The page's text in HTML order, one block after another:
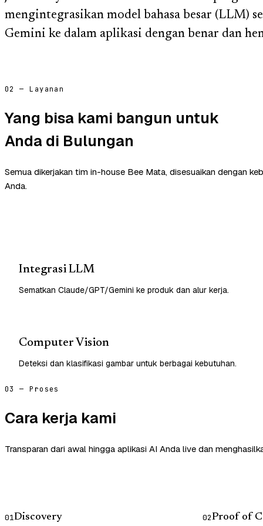
mengintegrasikan model bahasa besar (LLM)
Gemini ke dalam aplikasi dengan benar dan
02 — Layanan
Yang bisa kami bangun untuk
Anda di Bulungan
Semua dikerjakan tim in-house Bee Mata, disesuaikan dengan
Anda.
Integrasi LLM
Sematkan Claude/GPT/Gemini ke produk dan alur kerja.
Computer Vision
Deteksi dan klasifikasi gambar untuk berbagai kebutuhan.
03 — Proses
Cara kerja kami
Transparan dari awal hingga aplikasi AI Anda live dan
01Discovery 02Proof of